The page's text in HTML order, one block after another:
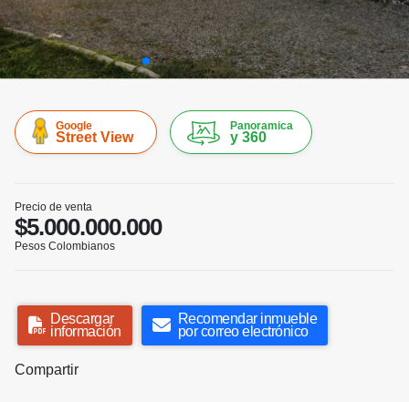
Google
Street View
Panoramica
y 360
Precio de venta
$5.000.000.000
Pesos Colombianos
Descargar
información
Recomendar inmueble
por correo electrónico
Compartir